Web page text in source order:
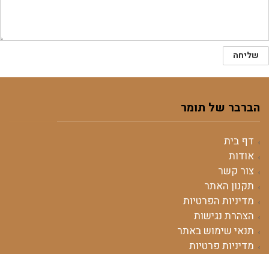
הברבר של תומר
דף בית
אודות
צור קשר
תקנון האתר
מדיניות הפרטיות
הצהרת נגישות
תנאי שימוש באתר
מדיניות פרטיות